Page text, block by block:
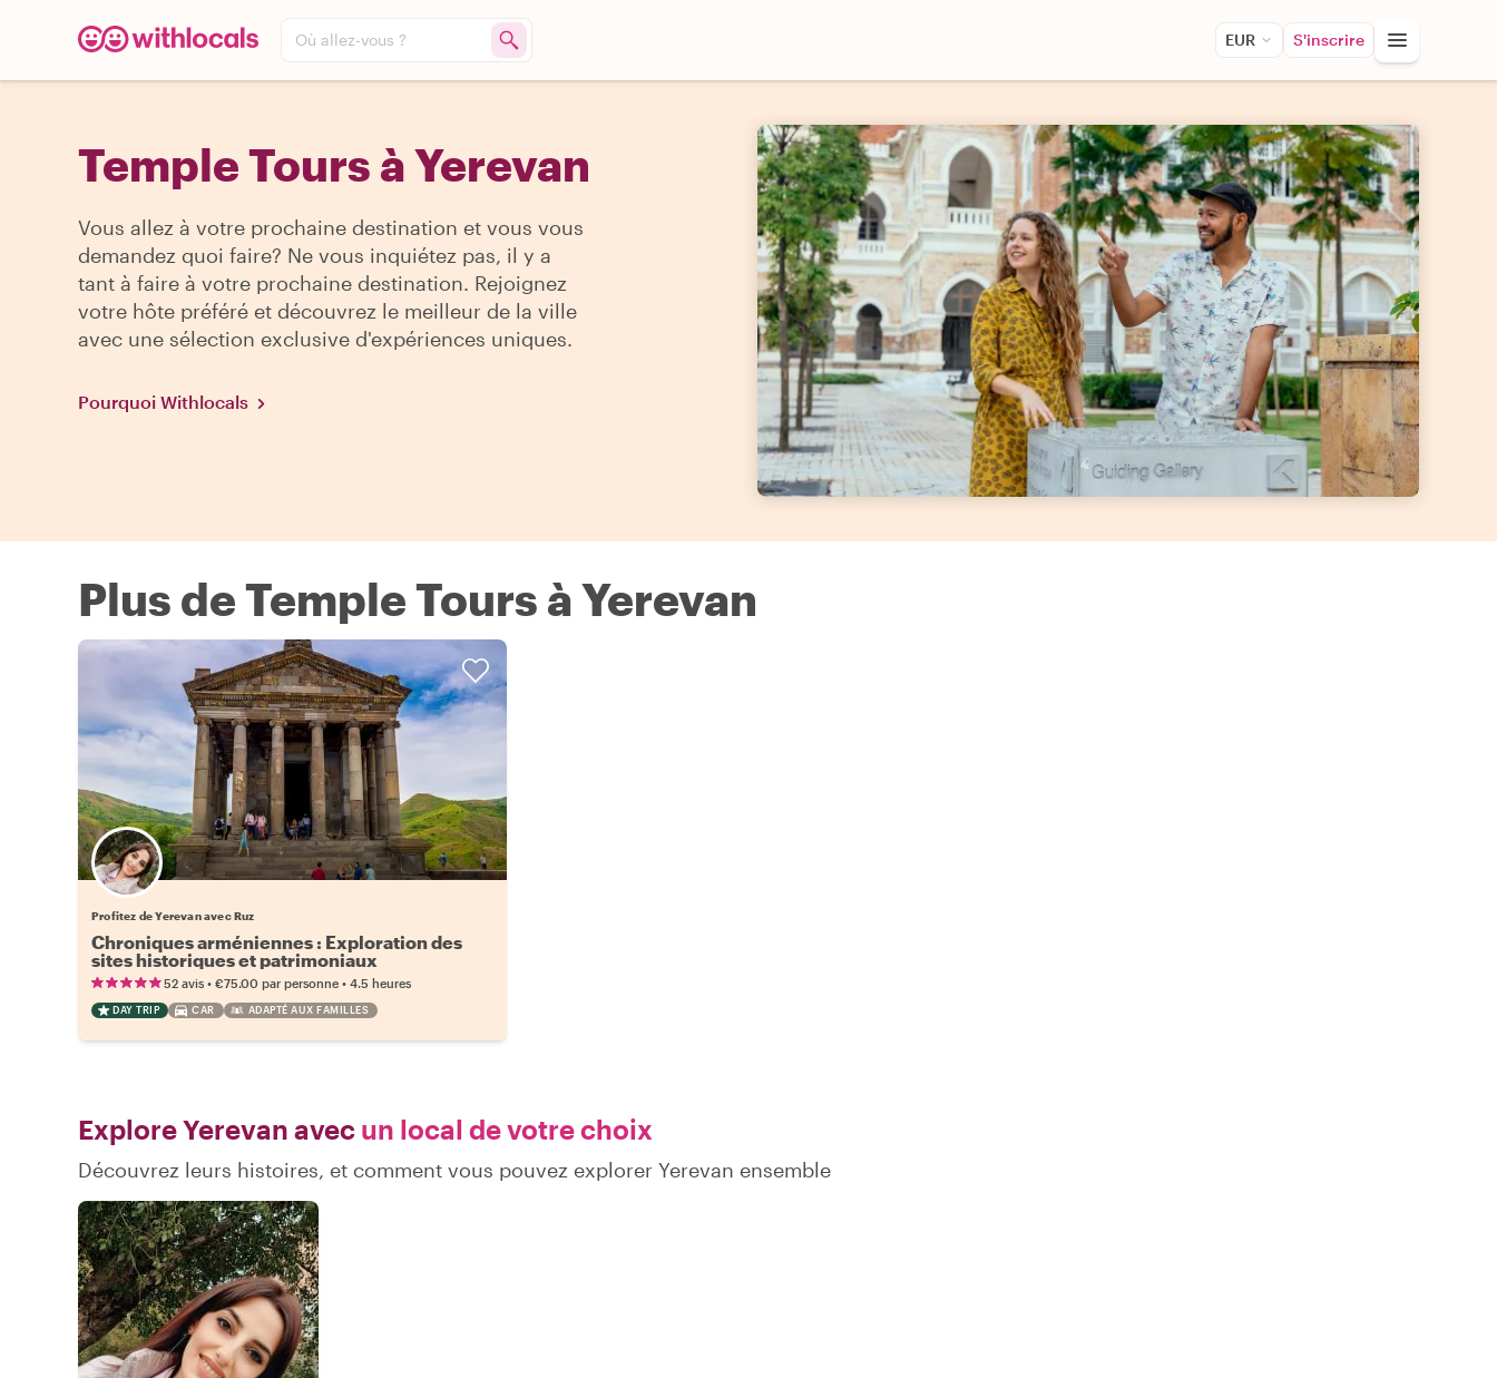
Où allez-vous ? EUR S'inscrire
Temple Tours à Yerevan
Vous allez à votre prochaine destination et vous vous
demandez quoi faire? Ne vous inquiétez pas, il y a
tant à faire à votre prochaine destination. Rejoignez
votre hôte préféré et découvrez le meilleur de la ville
avec une sélection exclusive d'expériences uniques.
Pourquoi Withlocals
Plus de Temple Tours à Yerevan
Profitez de Yerevan avec Ruz
Chroniques arméniennes : Exploration des
sites historiques et patrimoniaux
52 avis • €75.00 par personne • 4.5 heures
DAY TRIP CAR ADAPTÉ AUX FAMILLES
Explore Yerevan avec un local de votre choix
Découvrez leurs histoires, et comment vous pouvez explorer Yerevan ensemble